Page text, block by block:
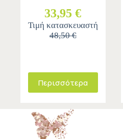
33,95 €
Τιμή κατασκευαστή
48,50 €
Περισσότερα